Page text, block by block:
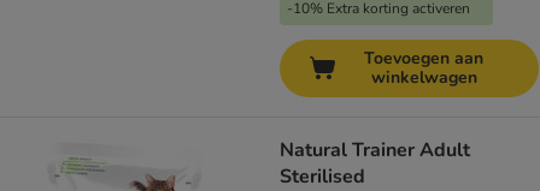
-10% Extra korting activeren
Toevoegen aan
winkelwagen
Natural Trainer Adult
Sterilised